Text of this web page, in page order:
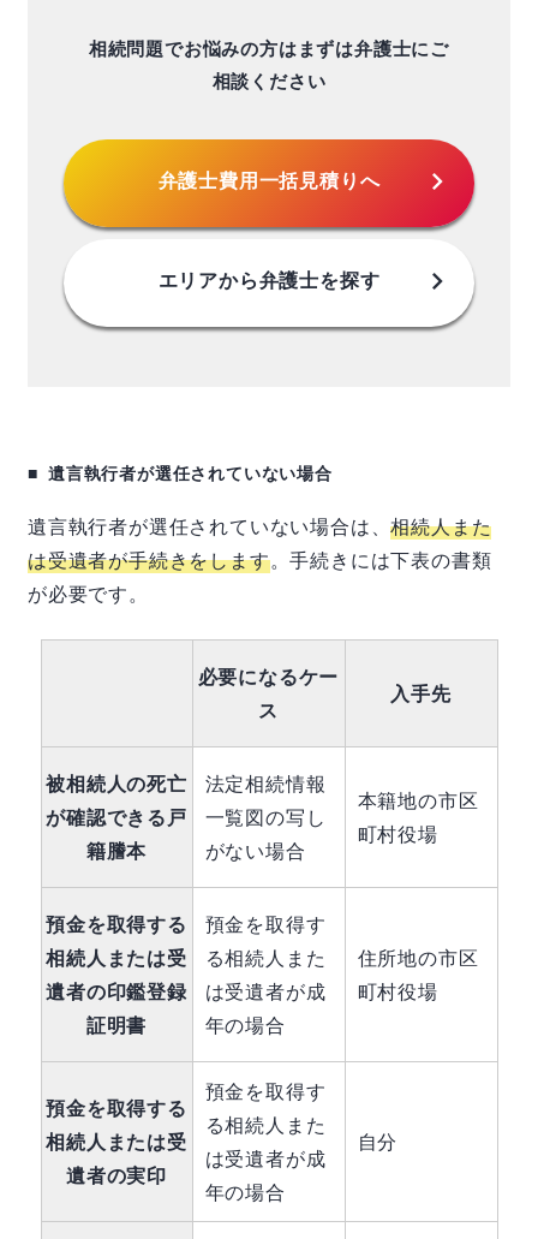
相続問題でお悩みの方はまずは弁護士にご
相談ください
弁護士費用一括見積りへ chevron_right
エリアから弁護士を探す chevron_right
遺言執行者が選任されていない場合
遺言執行者が選任されていない場合は、相続人また
は受遺者が手続きをします。手続きには下表の書類
が必要です。
必要になるケー
ス
入手先
被相続人の死亡
が確認できる戸
籍謄本
法定相続情報
一覧図の写し
がない場合
本籍地の市区
町村役場
預金を取得する
相続人または受
遺者の印鑑登録
証明書
預金を取得す
る相続人また
は受遺者が成
年の場合
住所地の市区
町村役場
預金を取得する
相続人または受
遺者の実印
預金を取得す
る相続人また
は受遺者が成
年の場合
自分